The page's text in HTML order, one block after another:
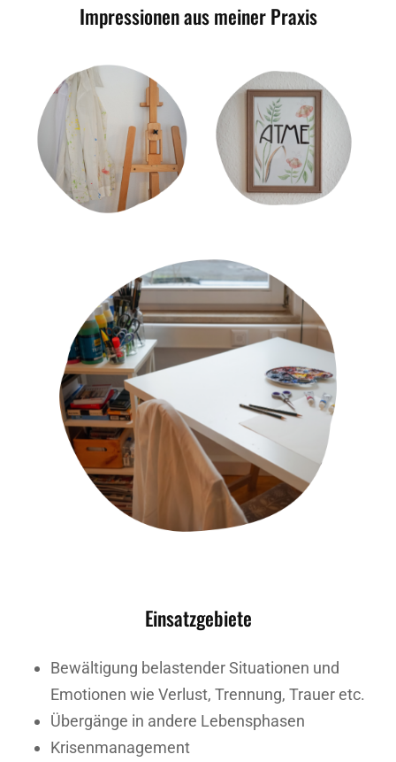
Impressionen aus meiner Praxis
Einsatzgebiete
Bewältigung belastender Situationen und
Emotionen wie Verlust, Trennung, Trauer etc.
Übergänge in andere Lebensphasen
Krisenmanagement